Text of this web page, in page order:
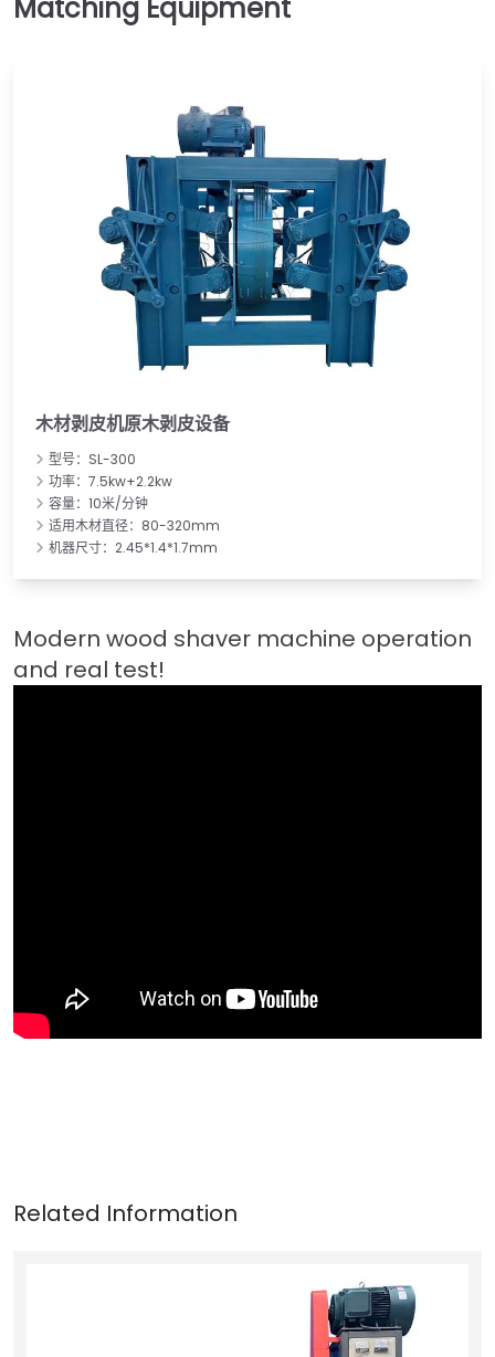
木材剥皮机原木剥皮设备
型号：SL-300
功率：7.5kw+2.2kw
容量：10米/分钟
适用木材直径：80-320mm
机器尺寸：2.45*1.4*1.7mm